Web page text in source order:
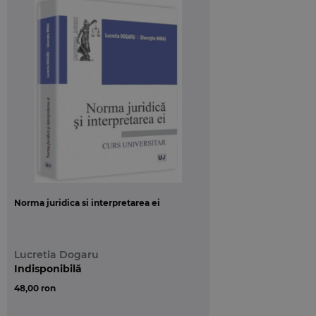
studiilor, adaptarea examinatorilor la metode mai
mult sau mai putin conventionale, timpul necesar
evaluarii, numarul studentilor de evaluat etc.
vertiginos numarul studentilor la facultatile de
drept, ceea ce a creat dificultati evaluatorilor in
activitatea de verificare a cunostintelor
profesionale dobandite in diverse etape necesare
eficiente este evaluarea prin utilizarea testelor
ceea ce determina mai multa obiectivitate.
Adversarilor metodei de evaluare prin teste grila le
Norma juridica si interpretarea ei
Lucretia Dogaru
48,00 ron
Indisponibilă